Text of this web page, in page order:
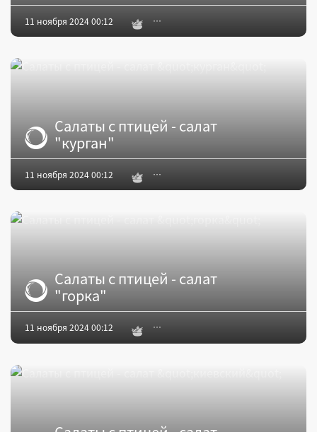
11 ноября 2024 00:12
Салаты с птицей - салат
"курган"
11 ноября 2024 00:12
Салаты с птицей - салат
"горка"
11 ноября 2024 00:12